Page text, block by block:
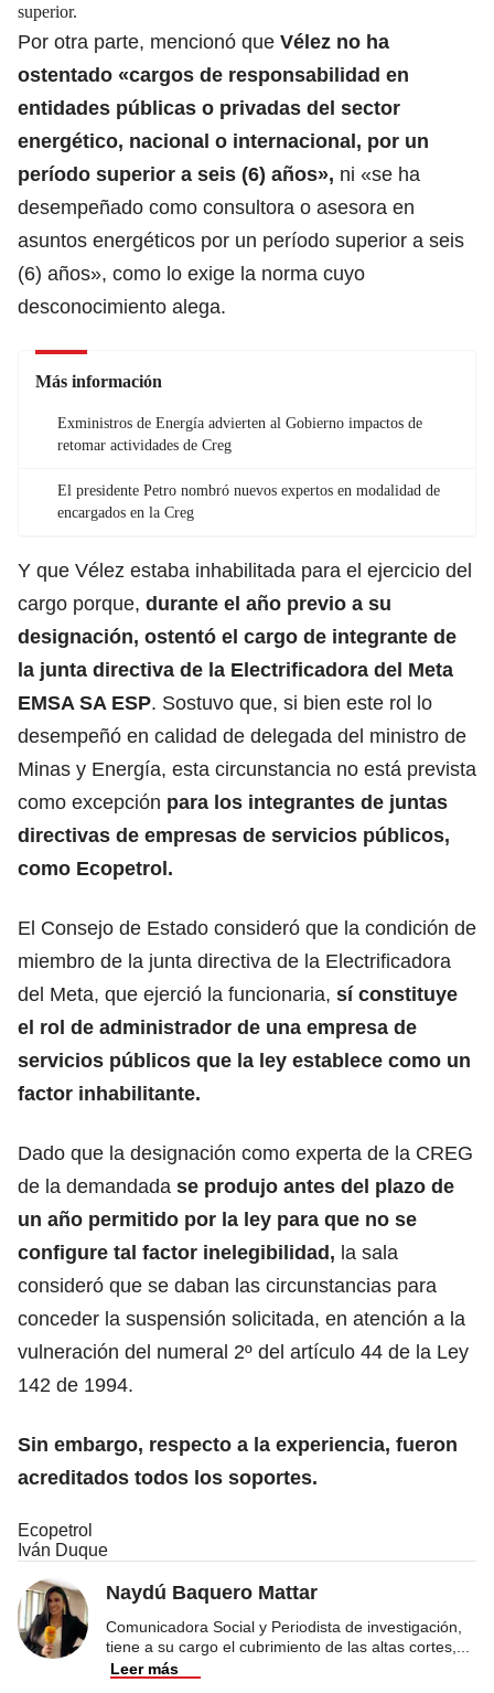
superior.
Por otra parte, mencionó que Vélez no ha
ostentado «cargos de responsabilidad en
entidades públicas o privadas del sector
energético, nacional o internacional, por un
período superior a seis (6) años», ni «se ha
desempeñado como consultora o asesora en
asuntos energéticos por un período superior a seis
(6) años», como lo exige la norma cuyo
desconocimiento alega.
Más información
Exministros de Energía advierten al Gobierno impactos de
retomar actividades de Creg
El presidente Petro nombró nuevos expertos en modalidad de
encargados en la Creg
Y que Vélez estaba inhabilitada para el ejercicio del
cargo porque, durante el año previo a su
designación, ostentó el cargo de integrante de
la junta directiva de la Electrificadora del Meta
EMSA SA ESP. Sostuvo que, si bien este rol lo
desempeñó en calidad de delegada del ministro de
Minas y Energía, esta circunstancia no está prevista
como excepción para los integrantes de juntas
directivas de empresas de servicios públicos,
como Ecopetrol.
El Consejo de Estado consideró que la condición de
miembro de la junta directiva de la Electrificadora
del Meta, que ejerció la funcionaria, sí constituye
el rol de administrador de una empresa de
servicios públicos que la ley establece como un
factor inhabilitante.
Dado que la designación como experta de la CREG
de la demandada se produjo antes del plazo de
un año permitido por la ley para que no se
configure tal factor inelegibilidad, la sala
consideró que se daban las circunstancias para
conceder la suspensión solicitada, en atención a la
vulneración del numeral 2º del artículo 44 de la Ley
142 de 1994.
Sin embargo, respecto a la experiencia, fueron
acreditados todos los soportes.
Ecopetrol
Iván Duque
Naydú Baquero Mattar
Comunicadora Social y Periodista de investigación,
tiene a su cargo el cubrimiento de las altas cortes,
Leer más